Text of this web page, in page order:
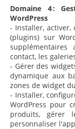
Domaine 4 :
WordPress
- Installer, activer,
(plugins) sur
contact, les
- Gérer des
dynamique aux
zones de widget
- Installer,
WordPress pour
produits, gérer
personnaliser